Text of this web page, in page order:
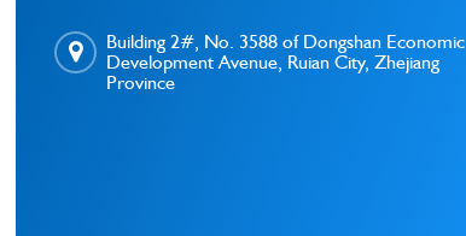
Building 2#, No. 3588 of Dongshan Economic
Development Avenue, Ruian City, Zhejiang
Province